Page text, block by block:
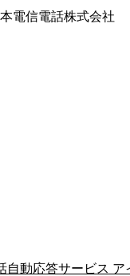
電信電話株式会社
動応答サービス